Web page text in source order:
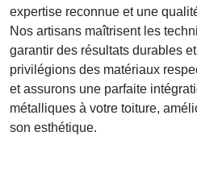
expertise reconnue et une
Nos artisans maîtrisent les
garantir des résultats durables
privilégions des matériaux
et assurons une parfaite
métalliques à votre toiture,
son esthétique.